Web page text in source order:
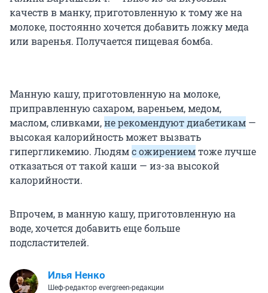
качеств в манку, приготовленную к тому же на
молоке, постоянно хочется добавить ложку меда
или варенья. Получается пищевая бомба.
Манную кашу, приготовленную на молоке,
приправленную сахаром, вареньем, медом,
маслом, сливками,не рекомендуют диабетикам —
высокая калорийность может вызвать
гипергликемию. Людямс ожирениемтоже лучше
отказаться от такой каши — из-за высокой
калорийности.
Впрочем, в манную кашу, приготовленную на
воде, хочется добавить еще больше
подсластителей.
Илья Ненко
Шеф-редактор evergreen-редакции